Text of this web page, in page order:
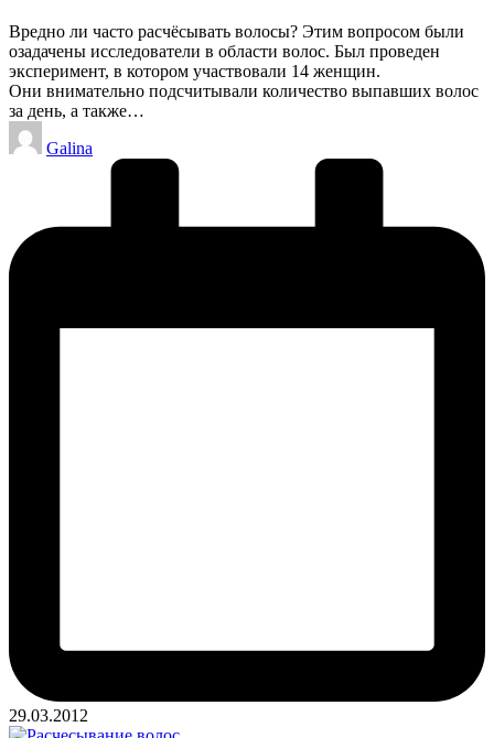
Вредно ли часто расчёсывать волосы? Этим вопросом были
озадачены исследователи в области волос. Был проведен
эксперимент, в котором участвовали 14 женщин.
Они внимательно подсчитывали количество выпавших волос
за день, а также…
Запись
от
Galina
29.03.2012